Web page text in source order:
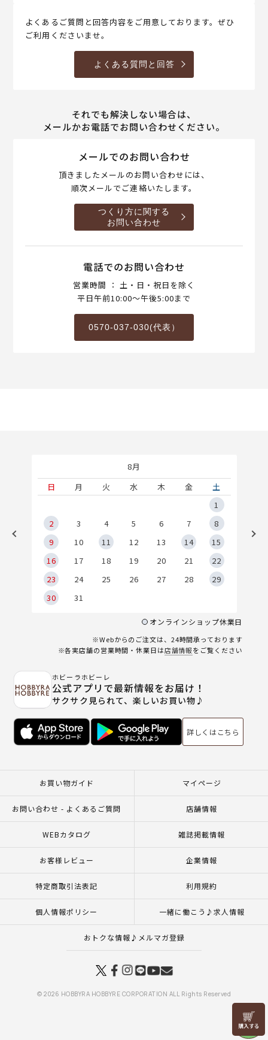
リリヤン
フェア
よくあるご質問と回答内容をご用意しております。ぜひ
ご利用くださいませ。
よくある質問と回答
それでも解決しない場合は、
メールかお電話でお問い合わせください。
メールでのお問い合わせ
頂きましたメールのお問い合わせには、
順次メールでご連絡いたします。
つくり方に関する
お問い合わせ
電話でのお問い合わせ
営業時間 ： 土・日・祝日を除く
平日午前10:00～午後5:00まで
0570-037-030(代表）
8月
日
月 火 水 木 金
土
1
2
3 4 5 6 7
8
9
10 11 12 13 14
15
16
17 18 19 20 21
22
23
24 25 26 27 28
29
30
31
オンラインショップ休業日
※Webからのご注文は、24時間承っております
※各実店舗の営業時間・休業日は店舗情報をご覧ください
ホビーラホビーレ
公式アプリで最新情報をお届け！
サクサク見られて、楽しいお買い物♪
詳しくはこちら
お買い物ガイド マイページ
お問い合わせ - よくあるご質問 店舗情報
WEBカタログ 雑誌掲載情報
お客様レビュー 企業情報
特定商取引法表記 利用規約
個人情報ポリシー 一緒に働こう♪求人情報
おトクな情報♪メルマガ登録
© 2026 HOBBYRA HOBBYRE CORPORATION ALL Rights Reserved